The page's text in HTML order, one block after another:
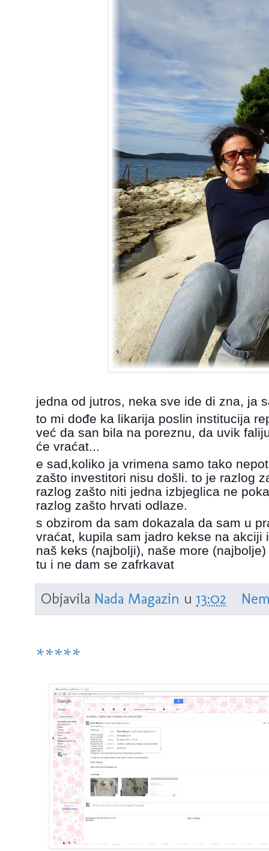
jedna od jutros, neka sve ide di zna, ja
to mi dođe ka likarija poslin institucija
već da san bila na poreznu, da uvik
će vraćat...
e sad,koliko ja vrimena samo tako
zašto investitori nisu došli. to je razlog
razlog zašto niti jedna izbjeglica ne
razlog zašto hrvati odlaze.
s obzirom da sam dokazala da sam u
vraćat, kupila sam jadro kekse na akciji
naš keks (najbolji), naše more
tu i ne dam se zafrkavat
Objavila Nada Magazin u 13:02
*****